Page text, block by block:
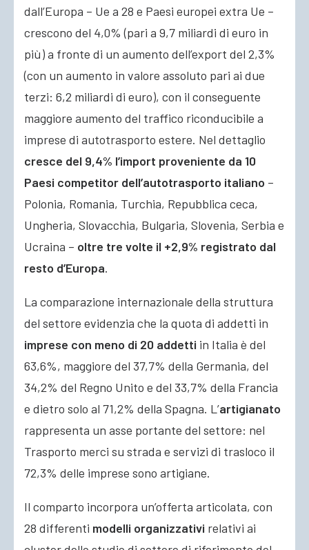
dall’Europa – Ue a 28 e Paesi europei extra Ue –
crescono del 4,0% (pari a 9,7 miliardi di euro in
più) a fronte di un aumento dell’export del 2,3%
(con un aumento in valore assoluto pari ai due
terzi: 6,2 miliardi di euro), con il conseguente
maggiore aumento del traffico riconducibile a
imprese di autotrasporto estere. Nel dettaglio
cresce del 9,4% l’import proveniente da 10
Paesi competitor dell’autotrasporto italiano –
Polonia, Romania, Turchia, Repubblica ceca,
Ungheria, Slovacchia, Bulgaria, Slovenia, Serbia e
Ucraina – oltre tre volte il +2,9% registrato dal
resto d’Europa.
La comparazione internazionale della struttura
del settore evidenzia che la quota di addetti in
imprese con meno di 20 addetti in Italia è del
63,6%, maggiore del 37,7% della Germania, del
34,2% del Regno Unito e del 33,7% della Francia
e dietro solo al 71,2% della Spagna. L’artigianato
rappresenta un asse portante del settore: nel
Trasporto merci su strada e servizi di trasloco il
72,3% delle imprese sono artigiane.
Il comparto incorpora un’offerta articolata, con
28 differenti modelli organizzativi relativi ai